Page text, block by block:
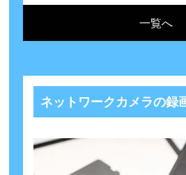
一覧へ
ネットワークカメラの録